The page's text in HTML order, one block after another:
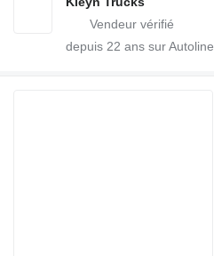
depuis 22 ans sur Autoline